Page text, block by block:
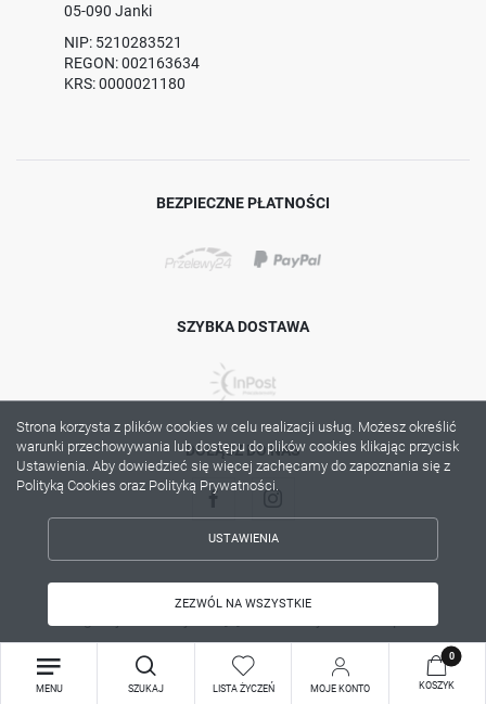
05-090 Janki
NIP: 5210283521
REGON: 002163634
KRS: 0000021180
BEZPIECZNE PŁATNOŚCI
SZYBKA DOSTAWA
DOŁĄCZ DO NAS
Copyright by lama.com.pl
MENU SZUKAJ LISTA ŻYCZEŃ MOJE KONTO
0
KOSZYK
Strona korzysta z plików cookies w celu realizacji usług. Możesz określić
warunki przechowywania lub dostępu do plików cookies klikając przycisk
Ustawienia. Aby dowiedzieć się więcej zachęcamy do zapoznania się z
Polityką Cookies oraz Polityką Prywatności.
USTAWIENIA
ZEZWÓL NA WSZYSTKIE
ZEZWÓL NA WSZYSTKIE